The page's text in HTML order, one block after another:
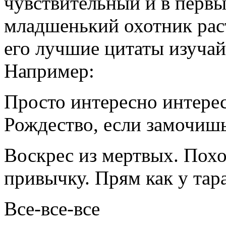
младшенький охотник
его лучшие цитаты
Например:
Просто интересно
Рождество, если
Воскрес из мертвых.
привычку. Прям как у
Все-все-все